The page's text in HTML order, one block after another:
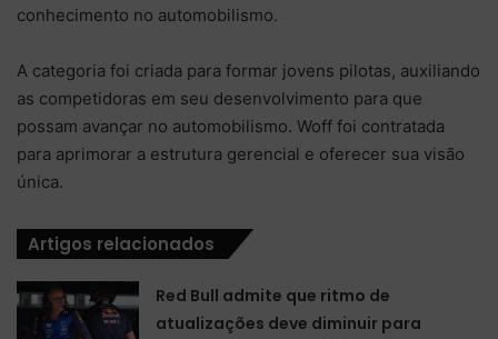
conhecimento no automobilismo.
A categoria foi criada para formar jovens pilotas, auxiliando
as competidoras em seu desenvolvimento para que
possam avançar no automobilismo. Woff foi contratada
para aprimorar a estrutura gerencial e oferecer sua visão
única.
Artigos relacionados
Red Bull admite que ritmo de
atualizações deve diminuir para